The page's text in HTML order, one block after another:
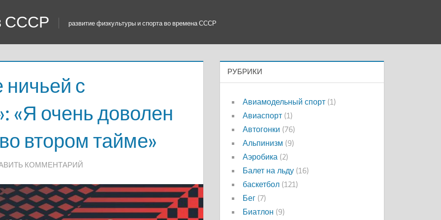
СССР развитие физкультуры и спорта во времена СССР
ничьей с
«Я очень доволен
втором тайме»
КОММЕНТАРИЙ
РУБРИКИ
Авиамодельный спорт (1)
Авиаспорт (1)
Автогонки (76)
Альпинизм (9)
Аэробика (2)
Балет на льду (16)
баскетбол (121)
Бег (7)
Биатлон (9)